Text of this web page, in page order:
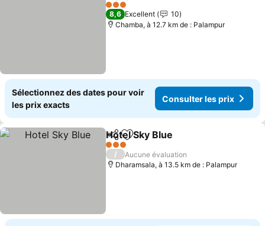
3 Étoiles
8,6 Excellent
10
Chamba, à 12.7 km de : Palampur
Sélectionnez des dates pour voir
les prix exacts
Consulter les prix
PartagerAjouter à mes favoris
Hotel Sky Blue
3 Étoiles
/
Aucune évaluation
Dharamsala, à 13.5 km de : Palampur